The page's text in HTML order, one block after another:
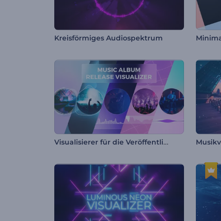
Kreisförmiges Audiospektrum
Visualisierer für die Veröffentlichung von Musikalben